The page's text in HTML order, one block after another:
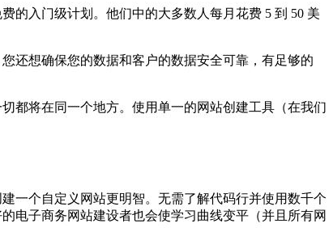
入门级计划。他们中的大多数人每月花费 5 到 50 美
想确保您的数据和客户的数据安全可靠，有足够的
将在同一个地方。使用单一的网站创建工具（在我们
个自定义网站更明智。无需了解代码行并使用数千个
电子商务网站建设者也会使学习曲线变平（并且所有网